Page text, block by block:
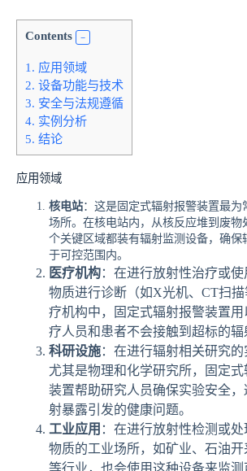
Contents
1. 应用领域
2. 设备功能与技术
3. 安全与法规遵循
4. 实例分析
5. 结论
应用领域
核电站：这是固定式辐射报警装置最为
场所。在核电站内，从核反应堆到废物
个关键区域都装有辐射监测设备，确保
于可控范围内。
医疗机构：在进行放射性治疗或
物质进行诊断（如X光机、CT扫描
疗机构中，固定式辐射报警装置用
疗人员和患者不会接触到超标的辐
科研设施：在进行辐射相关研究的
尤其是物理和化学研究所，固定式
装置帮助研究人员确保实验安全，
射暴露引发的健康问题。
工业应用 ：在进行放射性检测或
物质的工业场所，如矿业、石油开
等行业，也会使用这种设备来监测